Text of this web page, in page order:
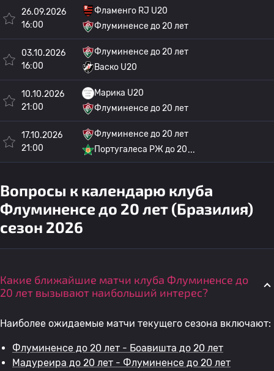
26.09.2026
16:00
Фламенго RJ U20
Флуминенсе до 20 лет
03.10.2026
16:00
Флуминенсе до 20 лет
Васко U20
10.10.2026
21:00
Марика U20
Флуминенсе до 20 лет
17.10.2026
21:00
Флуминенсе до 20 лет
Португалеса РЖ до 20
Вопросы к календарю клуба
Флуминенсе до 20 лет (Бразилия)
сезон 2026
Какие ближайшие матчи клуба Флуминенсе до
20 лет вызывают наибольший интерес?
Наиболее ожидаемые матчи текущего сезона включают:
Флуминенсе до 20 лет - Боавишта до 20 лет
Мадуреира до 20 лет - Флуминенсе до 20 лет